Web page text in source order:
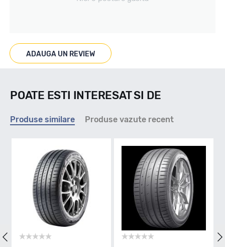
Marcaje
Indice greutate
Clasa de eficienta
ADAUGA UN REVIEW
POATE ESTI INTERESAT SI DE
Produse similare Produse vazute recent